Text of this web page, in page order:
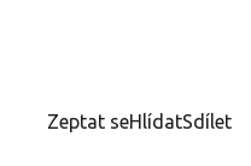
Zeptat seHlídatSdílet